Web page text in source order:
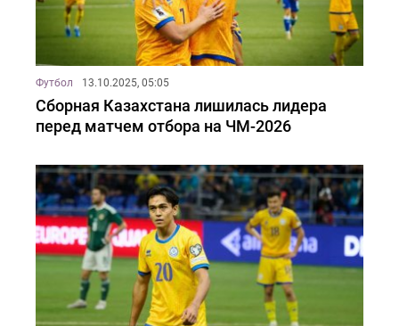
Футбол 13.10.2025, 05:05
Сборная Казахстана лишилась лидера
перед матчем отбора на ЧМ-2026